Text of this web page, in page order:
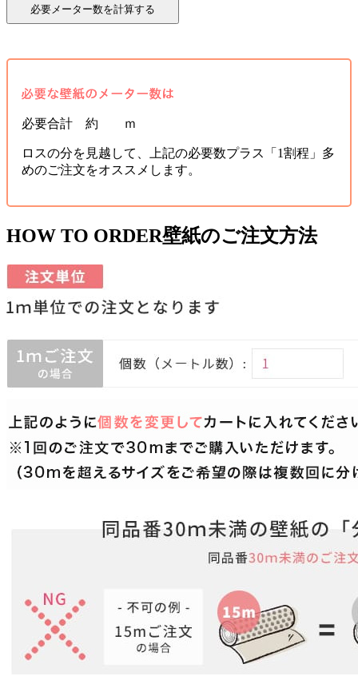
必要合計 約 ｍ
ロスの分を見越して、上記の必要数プラス「1割程」多
めのご注文をオススメします。
HOW TO ORDER壁紙のご注文方法